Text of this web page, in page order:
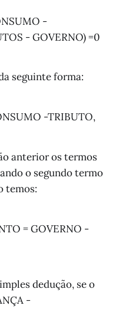
-
- GOVERNO) =0
seguinte forma:
-TRIBUTO,
anterior os termos
o segundo termo
temos:
= GOVERNO -
dedução, se o
-